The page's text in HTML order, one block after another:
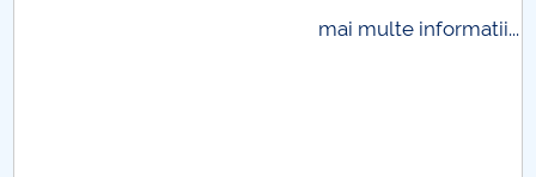
mai multe informatii...